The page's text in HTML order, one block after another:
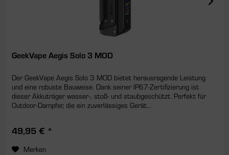
GeekVape Aegis Solo 3 MOD
Der GeekVape Aegis Solo 3 MOD bietet herausragende Leistung
und eine robuste Bauweise. Dank seiner IP67-Zertifizierung ist
dieser Akkuträger wasser-, stoß- und staubgeschützt. Perfekt für
Outdoor-Dampfer, die ein zuverlässiges Gerät...
49,95 € *
Merken